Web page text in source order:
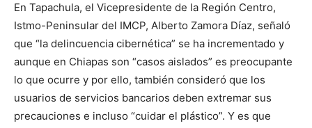
En Tapachula, el Vicepresidente de la Región Centro,
Istmo-Peninsular del IMCP, Alberto Zamora Díaz, señaló
que “la delincuencia cibernética” se ha incrementado y
aunque en Chiapas son “casos aislados” es preocupante
lo que ocurre y por ello, también consideró que los
usuarios de servicios bancarios deben extremar sus
precauciones e incluso “cuidar el plástico”. Y es que